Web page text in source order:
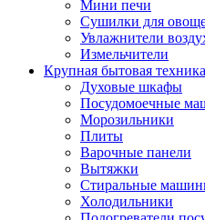
Мини печи
Сушилки для
Увлажнители
Измельчители
Крупная бытовая техника
Духовые шкафы
Посудомоечные
Морозильники
Плиты
Варочные панели
Вытяжки
Стиральные
Холодильники